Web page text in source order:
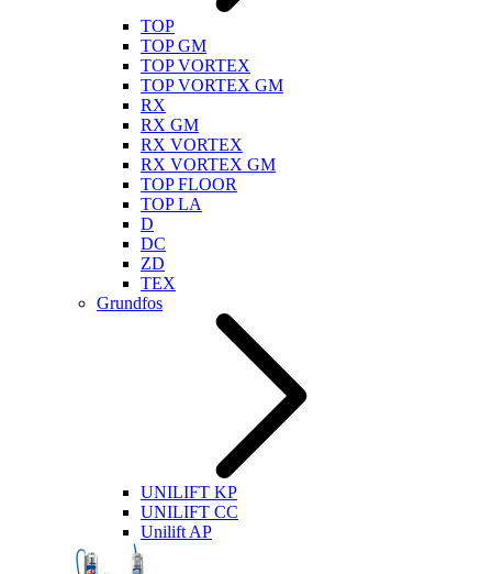
TOP
TOP GM
TOP VORTEX
TOP VORTEX GM
RX
RX GM
RX VORTEX
RX VORTEX GM
TOP FLOOR
TOP LA
D
DC
ZD
TEX
Grundfos
UNILIFT KP
UNILIFT CC
Unilift AP